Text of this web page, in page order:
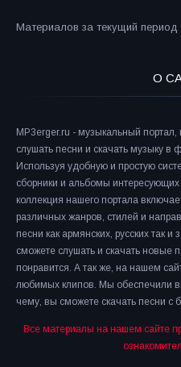
Материалов за текущий период
О
MP3erger.ru - музыкальный
слушать песни и скачать музыку в
Используя удобную и простую
сборники и альбомы
коллекция нашего портала
различных жанров, стилей и
песни как армянских, русских так
сможете слушать и скачать новые
понравится. А так же, на нашем
любимых клипов. Мы обеспечили
чему, вы сможете скачать песни с
Все материалы на нашем сайте